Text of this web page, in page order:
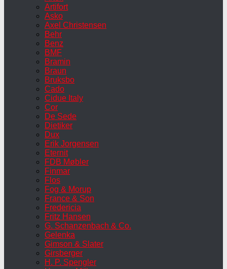
Artifort
Asko
Axel Christensen
Behr
Benz
BMF
Bramin
Braun
Bruksbo
Cado
Cidue Italy
Cor
De Sede
Dietiker
Dux
Erik Jorgensen
Eternit
FDB Møbler
Finmar
Flos
Fog & Morup
France & Son
Fredericia
Fritz Hansen
G. Schanzenbach & Co.
Gelenka
Gimson & Slater
Girsberger
H. P. Spengler